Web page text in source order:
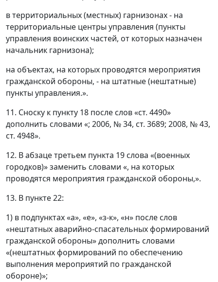
в территориальных (местных) гарнизонах - на
территориальные центры управления (пункты
управления воинских частей, от которых назначен
начальник гарнизона);
на объектах, на которых проводятся мероприятия
гражданской обороны, - на штатные (нештатные)
пункты управления.».
11. Сноску к пункту 18 после слов «ст. 4490»
дополнить словами «; 2006, № 34, ст. 3689; 2008, № 43,
ст. 4948».
12. В абзаце третьем пункта 19 слова «(военных
городков)» заменить словами «, на которых
проводятся мероприятия гражданской обороны,».
13. В пункте 22:
1) в подпунктах «а», «е», «з-к», «н» после слов
«нештатных аварийно-спасательных формирований
гражданской обороны» дополнить словами
«(нештатных формирований по обеспечению
выполнения мероприятий по гражданской
обороне)»;